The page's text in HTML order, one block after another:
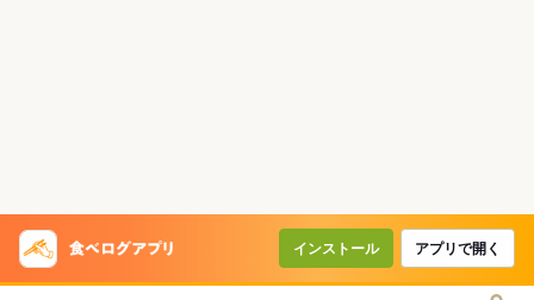
インストール アプリで開く